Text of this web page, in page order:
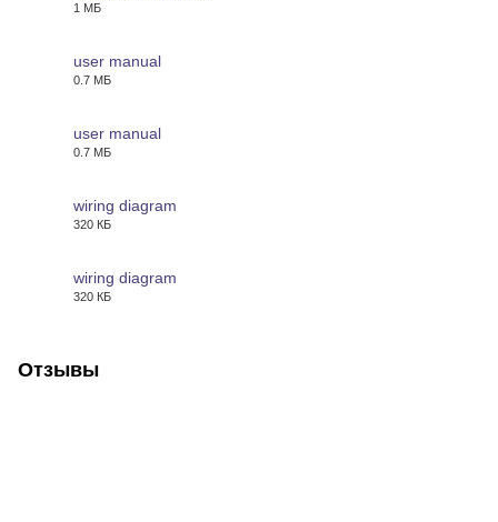
1 МБ
user manual
0.7 МБ
user manual
0.7 МБ
wiring diagram
320 КБ
wiring diagram
320 КБ
Отзывы